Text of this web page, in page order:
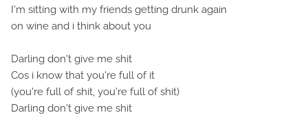
I'm sitting with my friends getting drunk again
on wine and i think about you
Darling don't give me shit
Cos i know that you're full of it
(you're full of shit, you're full of shit)
Darling don't give me shit